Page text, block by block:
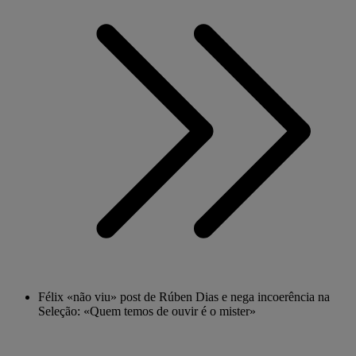
Félix «não viu» post de Rúben Dias e nega incoerência na
Seleção: «Quem temos de ouvir é o mister»